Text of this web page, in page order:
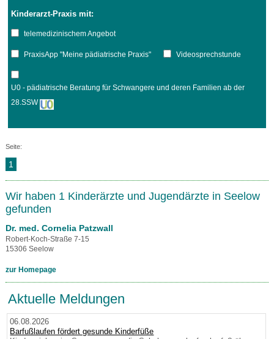
Kinderarzt-Praxis mit:
telemedizinischem Angebot
PraxisApp "Meine pädiatrische Praxis" Videosprechstunde
U0 - pädiatrische Beratung für Schwangere und deren Familien ab der
28.SSW
Seite:
1
Wir haben 1 Kinderärzte und Jugendärzte in Seelow
gefunden
Dr. med. Cornelia Patzwall
Robert-Koch-Straße 7-15
15306 Seelow
zur Homepage
Aktuelle Meldungen
06.08.2026
Barfußlaufen fördert gesunde Kinderfüße